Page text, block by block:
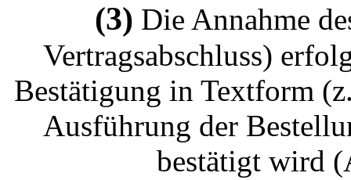
(3) Die Annahme
Vertragsabschluss)
Bestätigung in Textform
Ausführung der
bestätigt wird